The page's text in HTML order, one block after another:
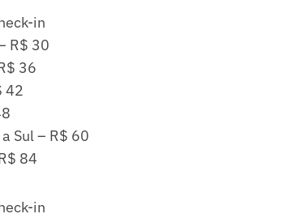
in
30
36
42
Sul – R$ 60
84
in